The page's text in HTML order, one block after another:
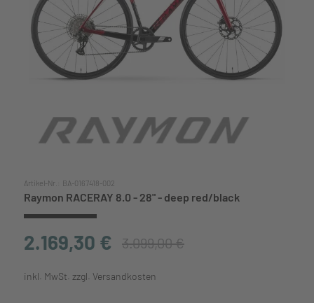
Artikel-Nr.: BA-0167418-002
Raymon RACERAY 8.0 - 28" - deep red/black
2.169,30 € 3.099,00 €
inkl. MwSt. zzgl. Versandkosten